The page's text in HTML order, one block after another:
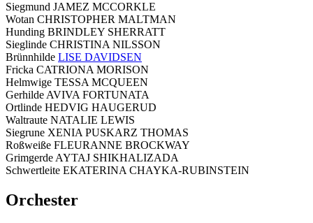
Siegmund JAMEZ MCCORKLE
Wotan CHRISTOPHER MALTMAN
Hunding BRINDLEY SHERRATT
Sieglinde CHRISTINA NILSSON
Brünnhilde LISE DAVIDSEN
Fricka CATRIONA MORISON
Helmwige TESSA MCQUEEN
Gerhilde AVIVA FORTUNATA
Ortlinde HEDVIG HAUGERUD
Waltraute NATALIE LEWIS
Siegrune XENIA PUSKARZ THOMAS
Roßweiße FLEURANNE BROCKWAY
Grimgerde AYTAJ SHIKHALIZADA
Schwertleite EKATERINA CHAYKA-RUBINSTEIN
Orchester